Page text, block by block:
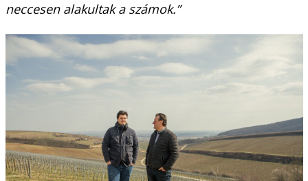
neccesen alakultak a számok.”